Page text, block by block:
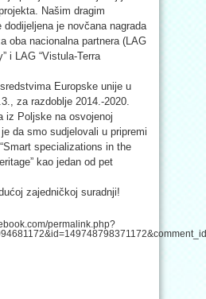
Našim dragim
je novčana nagrada
oba nacionalna partnera (LAG
” i LAG “Vistula-Terra
Europske unije u
za razdoblje 2014.-2020.
iz Poljske na osvojenoj
da smo sudjelovali u pripremi
specializations in the
kao jedan od pet
zajedničkoj suradnji!
permalink.php?